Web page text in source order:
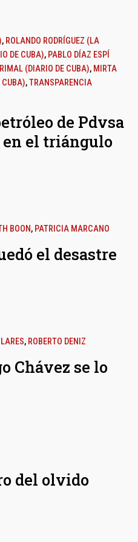
, ROLANDO RODRÍGUEZ (LA
DE CUBA), PABLO DÍAZ ESPÍ
(DIARIO DE CUBA), MIRTA
CUBA),TRANSPARENCIA
de Pdvsa
en el triángulo
BOON, PATRICIA MARCANO
el desastre
, ROBERTO DENIZ
Chávez se lo
del olvido